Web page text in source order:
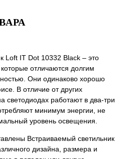
Loft IT Dot 10332 Black ‒ это
отличаются долгим
Они одинаково хорошо
В отличие от других
светодиодах работают в два-три
минимум энергии, не
уровень освещения.
Встраиваемый светильник
дизайна, размера и